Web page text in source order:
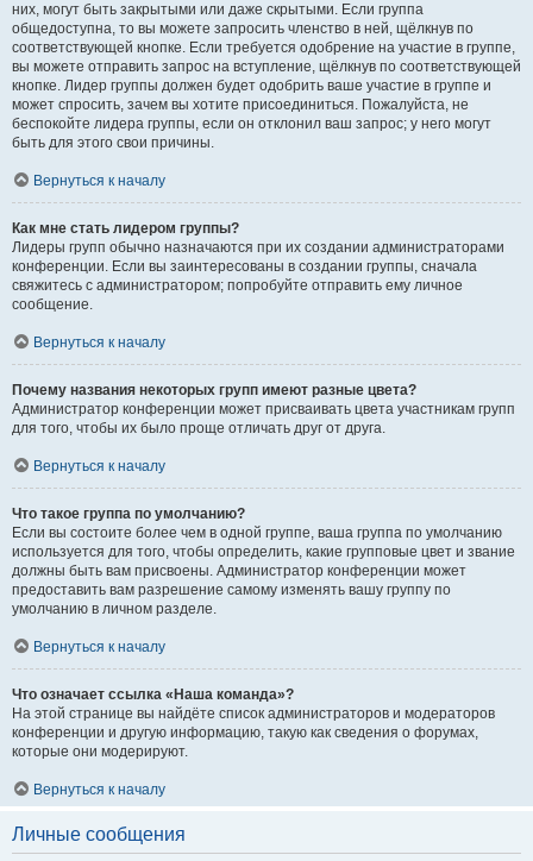
них, могут быть закрытыми или даже скрытыми. Если группа
общедоступна, то вы можете запросить членство в ней, щёлкнув по
соответствующей кнопке. Если требуется одобрение на участие в группе,
вы можете отправить запрос на вступление, щёлкнув по соответствующей
кнопке. Лидер группы должен будет одобрить ваше участие в группе и
может спросить, зачем вы хотите присоединиться. Пожалуйста, не
беспокойте лидера группы, если он отклонил ваш запрос; у него могут
быть для этого свои причины.
Вернуться к началу
Как мне стать лидером группы?
Лидеры групп обычно назначаются при их создании администраторами
конференции. Если вы заинтересованы в создании группы, сначала
свяжитесь с администратором; попробуйте отправить ему личное
сообщение.
Вернуться к началу
Почему названия некоторых групп имеют разные цвета?
Администратор конференции может присваивать цвета участникам групп
для того, чтобы их было проще отличать друг от друга.
Вернуться к началу
Что такое группа по умолчанию?
Если вы состоите более чем в одной группе, ваша группа по умолчанию
используется для того, чтобы определить, какие групповые цвет и звание
должны быть вам присвоены. Администратор конференции может
предоставить вам разрешение самому изменять вашу группу по
умолчанию в личном разделе.
Вернуться к началу
Что означает ссылка «Наша команда»?
На этой странице вы найдёте список администраторов и модераторов
конференции и другую информацию, такую как сведения о форумах,
которые они модерируют.
Вернуться к началу
Личные сообщения